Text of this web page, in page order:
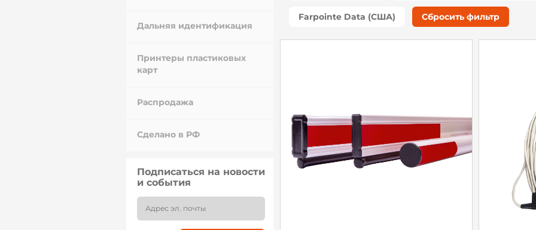
Дальняя идентификация
Принтеры пластиковых
карт
Распродажа
Сделано в РФ
Подписаться на новости
и события
Farpointe Data (США) Сбросить фильтр